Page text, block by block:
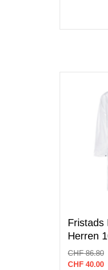
Fristads
Herren
CHF 86.80
CHF 40.00